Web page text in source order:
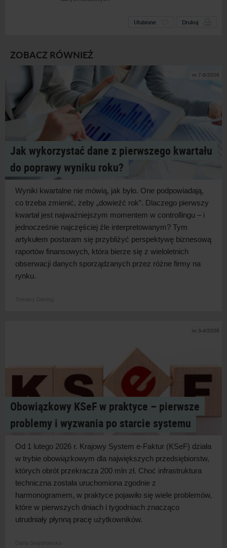
Ulubione Drukuj
ZOBACZ RÓWNIEŻ
nr 7-8/2026
Jak wykorzystać dane z pierwszego kwartału
do poprawy wyniku roku?
Wyniki kwartalne nie mówią, jak było. One podpowiadają,
co trzeba zmienić, żeby „dowieźć rok”. Dlaczego pierwszy
kwartał jest najważniejszym momentem w controllingu – i
jednocześnie najczęściej źle interpretowanym? Tym
artykułem postaram się przybliżyć perspektywę biznesową
raportów finansowych, która bierze się z wieloletnich
obserwacji danych sporządzanych przez różne firmy na
rynku.
nr 3-4/2026
Obowiązkowy KSeF w praktyce – pierwsze
problemy i wyzwania po starcie systemu
Od 1 lutego 2026 r. Krajowy System e-Faktur (KSeF) działa
w trybie obowiązkowym dla największych przedsiębiorstw,
których obrót przekracza 200 mln zł. Choć infrastruktura
techniczna została uruchomiona zgodnie z
harmonogramem, w praktyce pojawiło się wiele problemów,
które w pierwszych dniach i tygodniach znacząco
utrudniały płynną pracę użytkowników.